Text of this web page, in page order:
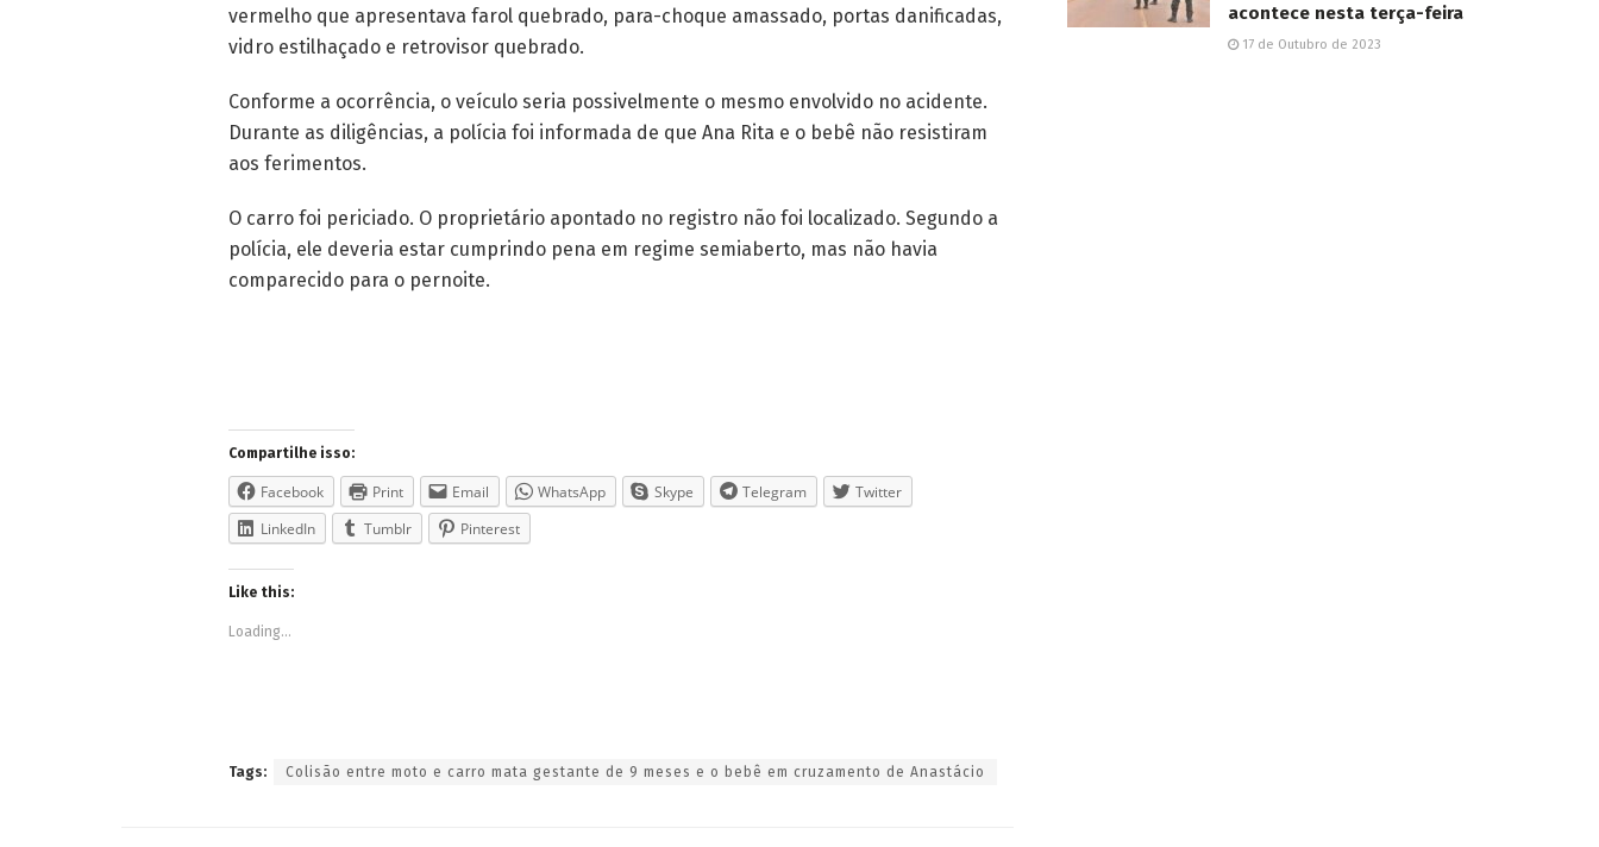
vermelho que apresentava farol quebrado, para-choque amassado, portas danificadas,
vidro estilhaçado e retrovisor quebrado.
Conforme a ocorrência, o veículo seria possivelmente o mesmo envolvido no acidente.
Durante as diligências, a polícia foi informada de que Ana Rita e o bebê não resistiram
aos ferimentos.
O carro foi periciado. O proprietário apontado no registro não foi localizado. Segundo a
polícia, ele deveria estar cumprindo pena em regime semiaberto, mas não havia
comparecido para o pernoite.
Compartilhe isso:
Facebook Print Email WhatsApp Skype Telegram
Twitter
LinkedIn
Tumblr Pinterest
Like this:
Loading...
Tags: Colisão entre moto e carro mata gestante de 9 meses e o bebê em cruzamento de Anastácio
acontece nesta terça-feira
17 de Outubro de 2023